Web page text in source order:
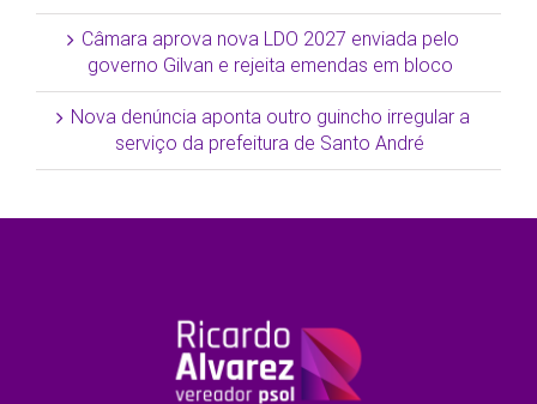
Câmara aprova nova LDO 2027 enviada pelo
governo Gilvan e rejeita emendas em bloco
Nova denúncia aponta outro guincho irregular a
serviço da prefeitura de Santo André